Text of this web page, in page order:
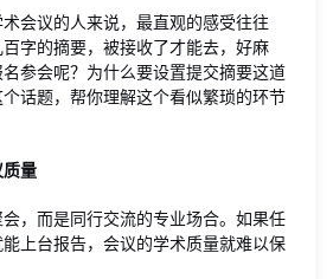
会议的人来说，最直观的感受往往
字的摘要，被接收了才能去，好麻
参会呢？为什么要设置提交摘要这道
话题，帮你理解这个看似繁琐的环节
量
，而是同行交流的专业场合。如果任
上台报告，会议的学术质量就难以保